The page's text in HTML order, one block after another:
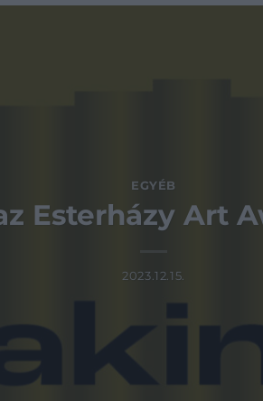
EGYÉB
Esterházy Art
2023.12.15.